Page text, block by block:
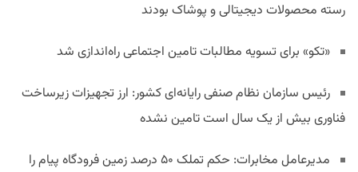
رسته محصولات دیجیتالی و پوشاک بودند
«تکو» برای تسویه مطالبات تامین اجتماعی راه‌اندازی شد
رئیس سازمان نظام صنفی رایانه‌ای کشور: ارز تجهیزات زیرساخت
فناوری بیش از یک سال است تامین نشده
مدیرعامل مخابرات: حکم تملک ۵۰ درصد زمین فرودگاه پیام را